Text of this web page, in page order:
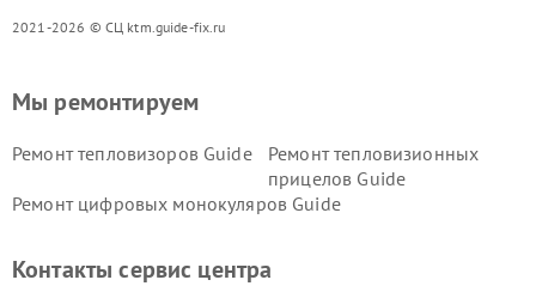
2021-2026 © СЦ ktm.guide-fix.ru
Мы ремонтируем
Ремонт тепловизоров Guide
Ремонт тепловизионных
прицелов Guide
Ремонт цифровых монокуляров Guide
Контакты сервис центра